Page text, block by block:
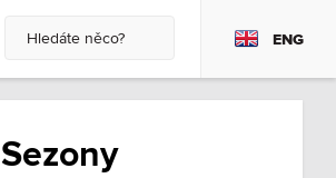
ENG
Sezony